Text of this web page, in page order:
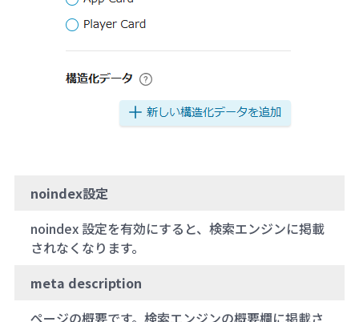
noindex設定
noindex 設定を有効にすると、検索エンジンに掲載
されなくなります。
meta description
ページの概要です。検索エンジンの概要欄に掲載さ